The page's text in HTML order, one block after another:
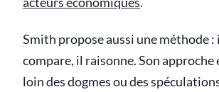
Smith propose aussi une méthode :
compare, il raisonne. Son approche
loin des dogmes ou des